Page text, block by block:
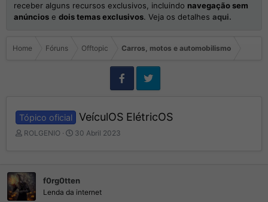
receber alguns recursos exclusivos, incluindo navegação sem
anúncios e dois temas exclusivos. Veja os detalhes aqui.
Home Fóruns Offtopic Carros, motos e automobilismo
Tópico oficial VeículOS ElétricOS
I
i
a
d
ROLGENIO
D
e
30 Abril 2023
f0rg0tten
Lenda da internet